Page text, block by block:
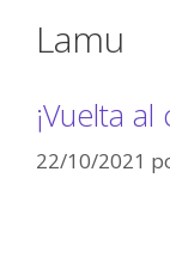
Lamu
¡Vuelta
22/10/2021